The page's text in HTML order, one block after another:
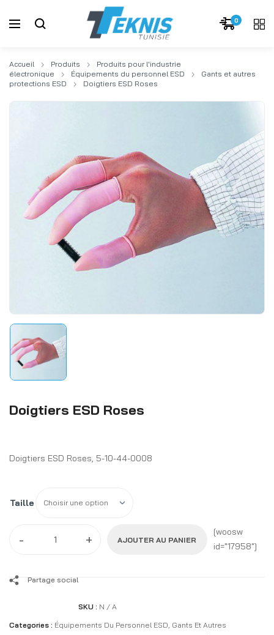
0
Accueil Produits
Produits pour l'industrie
électronique
Équipements du personnel ESD
Gants et autres
protections ESD
Doigtiers ESD Roses
Doigtiers ESD Roses
Doigtiers ESD Roses, 5-10-44-0008
Taille
- + AJOUTER AU PANIER
[woosw
id="17958"]
Partage social
SKU : N / A
Categories : Équipements Du Personnel ESD Gants Et Autres